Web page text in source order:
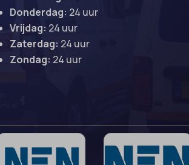
Donderdag: 24 uur
Vrijdag: 24 uur
Zaterdag: 24 uur
Zondag: 24 uur